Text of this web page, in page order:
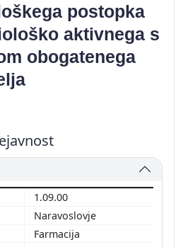
postopka
aktivnega s
obogatenega
1.09.00
Naravoslovje
Farmacija